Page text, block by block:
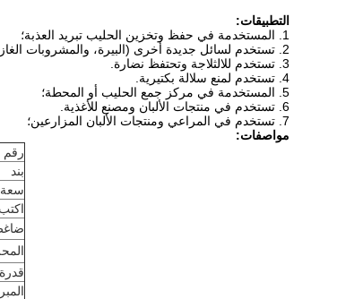
التطبيقات:
1. المستخدمة في حفظ وتخزين الحليب تبريد العذبة؛
2. تستخدم لسائل جديدة أخرى (البيرة، والمشروبات الغازية والنبيذ وغيرها) التبريد.
3. تستخدم للالثلاجة وتحتفظ نضارة.
4. تستخدم لمنع سلالة بكتيرية.
5. المستخدمة في مركز جمع الحليب أو المحطة؛
6. تستخدم في منتجات الألبان ومصنع للأغذية.
7. تستخدم في المراعي ومنتجات الألبان المزارعين؛
مواصفات:
رقم
بند
سعة
اكتب
قدرة